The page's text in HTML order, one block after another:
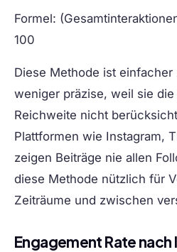
Formel:
100
Diese Methode ist
weniger präzise, weil sie
Reichweite nicht
Plattformen wie Instagram,
zeigen Beiträge nie allen
diese Methode nützlich für
Zeiträume und zwischen
Engagement Rate